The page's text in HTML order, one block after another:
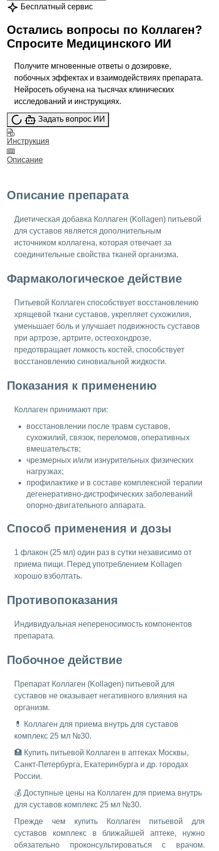
Бесплатный сервис
Остались вопросы по Коллаген?
Спросите Медицинского ИИ
Получите мгновенные ответы о дозировке,
побочных эффектах и взаимодействиях препарата.
Нейросеть обучена на тысячах клинических
исследований и инструкциях.
Задать вопрос ИИ
Инструкция
Описание
Описание препарата
Диетическая добавка Коллаген (Kollagen) питьевой
для суставов является дополнительным
источником коллагена, которая отвечает за
соединительные свойства тканей организма.
Фармакологическое действие
Питьевой Коллаген способствует восстановлению
хрящевой ткани суставов, укрепляет сухожилия,
уменьшает боль и улучшает подвижность суставов
при артрозе, артрите, остеохондрозе,
предотвращает ломкость костей, способствует
восстановлению синовиальной жидкости.
Показания к применению
Коллаген принимают при:
восстановлении после травм суставов,
сухожилий, связок, переломов, оперативных
вмешательств;
чрезмерных и/или изнурительных физических
нагрузках;
профилактике и в составе комплексной терапии
дегенеративно-дистрофических заболеваний
опорно-двигательного аппарата.
Способ применения и дозы
1 флакон (25 мл) один раз в сутки независимо от
приема пищи. Перед употреблением Kollagen
хорошо взболтать.
Противопоказания
Индивидуальная непереносимость компонентов
препарата.
Побочное действие
Препарат Коллаген (Kollagen) питьевой для
суставов не оказывает негативного влияния на
организм.
💊 Коллаген для приема внутрь для суставов
комплекс 25 мл №30.
🏥 Купить питьевой Коллаген в аптеках Москвы,
Санкт-Петербурга, Екатеринбурга и др. городах
России.
💰 Доступные цены на Коллаген для приема внутрь
для суставов комплекс 25 мл №30.
Прежде чем купить Коллаген питьевой для
суставов комплекс в ближайшей аптеке, нужно
обязательно проконсультироваться с врачом.